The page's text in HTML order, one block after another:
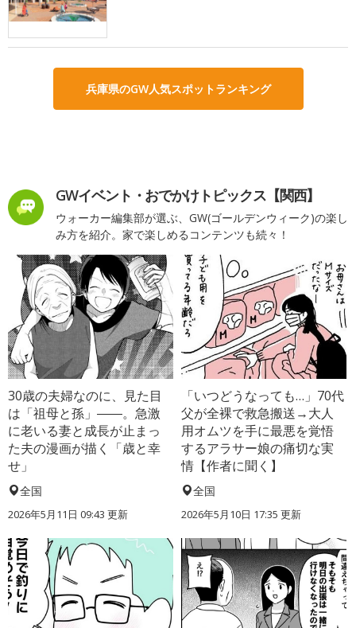
兵庫県のGW人気スポットランキング
GWイベント・おでかけトピックス【関西】
ウォーカー編集部が選ぶ、GW(ゴールデンウィーク)の楽し
み方を紹介。家で楽しめるコンテンツも続々！
30歳の夫婦なのに、見た目
は「祖母と孫」――。急激
に老いる妻と成長が止まっ
た夫の漫画が描く「歳と幸
せ」
全国
2026年5月11日 09:43 更新
「いつどうなっても…」70代
父が全裸で救急搬送→大人
用オムツを手に最悪を覚悟
するアラサー娘の痛切な実
情【作者に聞く】
全国
2026年5月10日 17:35 更新